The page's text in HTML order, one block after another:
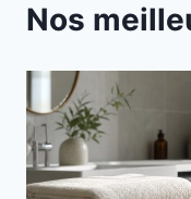
Nos